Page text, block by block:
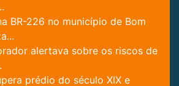
BR-226 no município de Bom
alertava sobre os riscos de
prédio do século XIX e